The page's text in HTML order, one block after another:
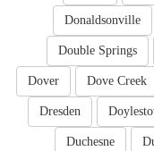
Donaldsonville
Double Springs
Dove Creek
Dover
Dresden
Duchesne